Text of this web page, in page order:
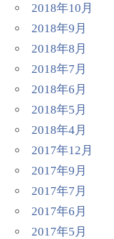
2018年10月
2018年9月
2018年8月
2018年7月
2018年6月
2018年5月
2018年4月
2017年12月
2017年9月
2017年7月
2017年6月
2017年5月